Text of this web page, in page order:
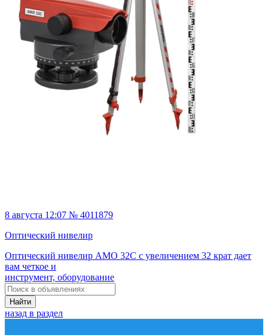
8 августа 12:07 № 4011879
Оптический нивелир
Оптический нивелир AMO 32C с увеличением 32 крат дает
вам четкое и
инструмент, оборудование
Найти
назад в раздел